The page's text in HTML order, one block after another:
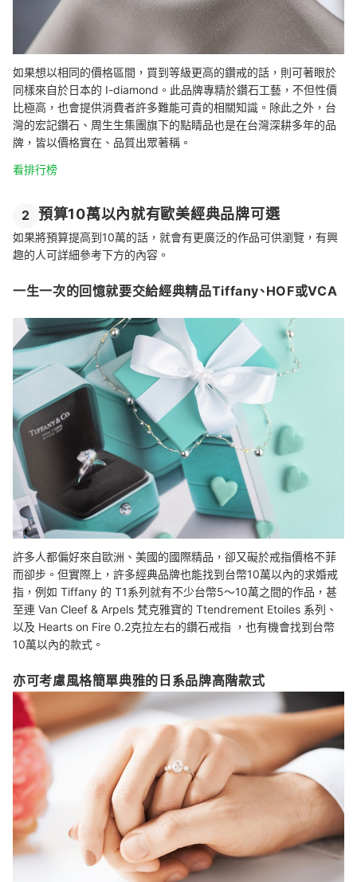
如果想以相同的價格區間，買到等級更高的鑽戒的話，則可著眼於
同樣來自於日本的 I-diamond。此品牌專精於鑽石工藝，不但性價
比極高，也會提供消費者許多難能可貴的相關知識。除此之外，台
灣的宏記鑽石、周生生集團旗下的點睛品也是在台灣深耕多年的品
牌，皆以價格實在、品質出眾著稱。
看排行榜
2 預算10萬以內就有歐美經典品牌可選
如果將預算提高到10萬的話，就會有更廣泛的作品可供瀏覽，有興
趣的人可詳細參考下方的內容。
一生一次的回憶就要交給經典精品Tiffany、HOF或VCA
許多人都偏好來自歐洲、美國的國際精品，卻又礙於戒指價格不菲
而卻步。但實際上，許多經典品牌也能找到台幣10萬以內的求婚戒
指，例如 Tiffany 的 T1系列就有不少台幣5～10萬之間的作品，甚
至連 Van Cleef & Arpels 梵克雅寶的 Ttendrement Etoiles 系列、
以及 Hearts on Fire 0.2克拉左右的鑽石戒指 ，也有機會找到台幣
10萬以內的款式。
亦可考慮風格簡單典雅的日系品牌高階款式